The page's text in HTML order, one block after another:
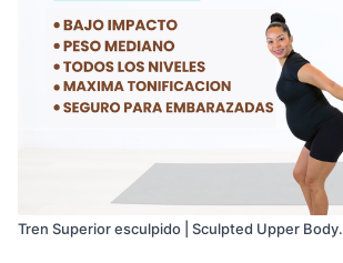
Tren Superior esculpido | Sculpted Upper Body.